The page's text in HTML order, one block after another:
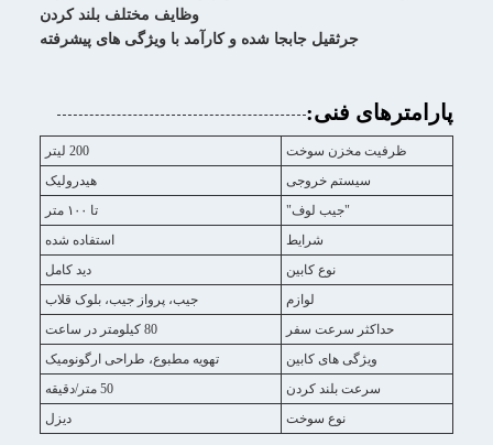
وظایف مختلف بلند کردن
جرثقیل جابجا شده و کارآمد با ویژگی های پیشرفته
پارامترهای فنی:
ظرفیت مخزن سوخت
200 لیتر
سیستم خروجی
هیدرولیک
"جيب لوف"
تا ۱۰۰ متر
شرایط
استفاده شده
نوع کابین
دید کامل
لوازم
جیب، پرواز جیب، بلوک قلاب
حداکثر سرعت سفر
80 کیلومتر در ساعت
ویژگی های کابین
تهویه مطبوع، طراحی ارگونومیک
سرعت بلند کردن
50 متر/دقیقه
نوع سوخت
دیزل